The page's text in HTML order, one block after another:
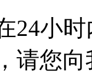
24小
请您